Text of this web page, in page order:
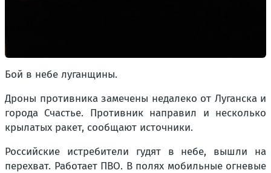
Бой в небе луганщины.
Дроны противника замечены недалеко от Луганска и
города Счастье. Противник направил и несколько
крылатых ракет, сообщают источники.
Российские истребители гудят в небе, вышли на
перехват. Работает ПВО. В полях мобильные огневые